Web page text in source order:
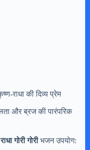
राधा की दिव्य प्रेम
और ब्रज की पारंपरिक
गोरी गोरीभजन उपयोग: